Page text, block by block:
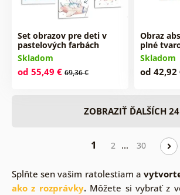
Set obrazov pre deti v
pastelových farbách
Skladom
od 55,49 € 69,36 €
Obraz
plné
Skladom
od 42,92
ZOBRAZIŤ ĎALŠÍCH 24
1 2 … 30
Splňte sen vašim ratolestiam a
ako z rozprávky.Môžete si vybrať z